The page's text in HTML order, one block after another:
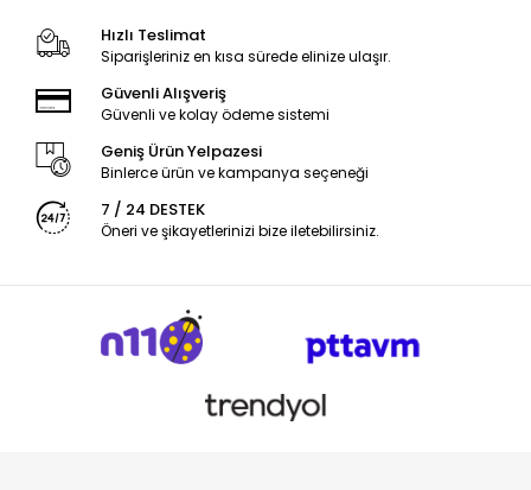
Hızlı Teslimat
Siparişleriniz en kısa sürede elinize ulaşır.
Güvenli Alışveriş
Güvenli ve kolay ödeme sistemi
Geniş Ürün Yelpazesi
Binlerce ürün ve kampanya seçeneği
7 / 24 DESTEK
Öneri ve şikayetlerinizi bize iletebilirsiniz.